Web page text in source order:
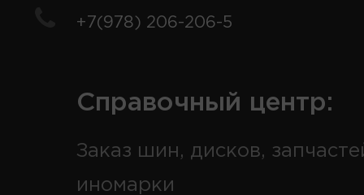
+7(978) 206-206-5
Справочный центр:
Заказ шин, дисков,
иномарки